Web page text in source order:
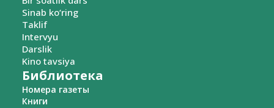
Sinab ko‘ring
Taklif
Intervyu
Darslik
Kino tavsiya
Библиотека
Номера газеты
Книги